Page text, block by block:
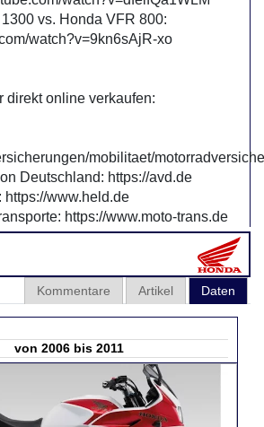
vs. Honda VFR 800:
watch?v=9kn6sAjR-xo
direkt online verkaufen:
mobilitaet/
Deutschland: https://avd.de
https://www.held.de
https://www.moto-trans.de
Daten
Artikel
Kommentare
von 2006 bis 2011